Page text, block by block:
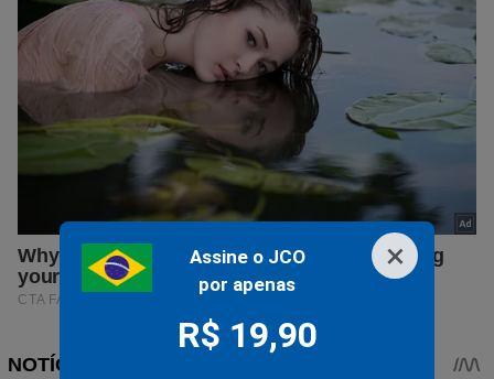
×
Assine o JCO
por apenas
R$ 19,90